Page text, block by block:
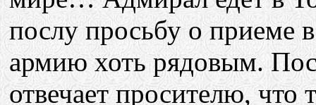
послу просьбу о приеме
армию хоть рядовым.
отвечает просителю, что